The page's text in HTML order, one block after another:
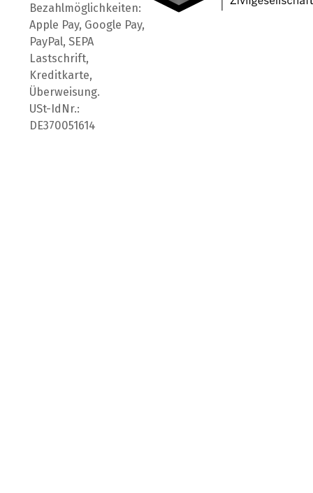
Bezahlmöglichkeiten:
Apple Pay, Google Pay,
PayPal, SEPA
Lastschrift,
Kreditkarte,
Überweisung.
USt-IdNr.:
DE370051614